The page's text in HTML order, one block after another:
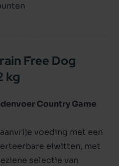
Free Dog
kg
Country Game
voeding met een
eiwitten, met
selectie van